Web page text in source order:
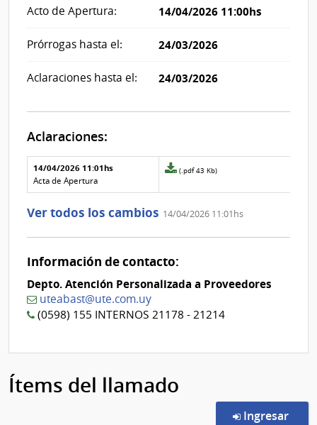
Acto de Apertura: 14/04/2026 11:00hs
Prórrogas hasta el: 24/03/2026
Aclaraciones hasta el: 24/03/2026
Aclaraciones:
Aclaraciones del llamado
Fecha y
texto de
la
Archivo
de la
14/04/2026 11:01hs
Acta de Apertura
Archivo
de
aclaración
0
(.pdf 43 Kb)
Ver todos los cambios 14/04/2026 11:01hs
Información de contacto:
Depto. Atención Personalizada a Proveedores
uteabast@ute.com.uy
(0598) 155 INTERNOS 21178 - 21214
Ítems del llamado
Ingresar